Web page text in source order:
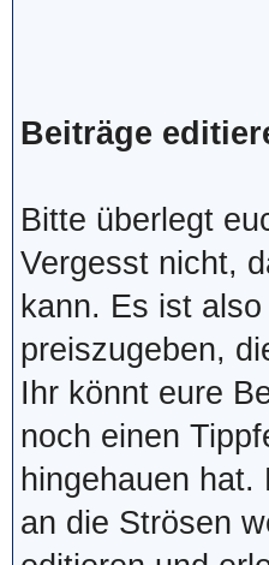
Beiträge
Bitte überlegt
Vergesst nicht,
kann. Es ist
preiszugeben,
Ihr könnt eure
noch einen
hingehauen
an die Strösen